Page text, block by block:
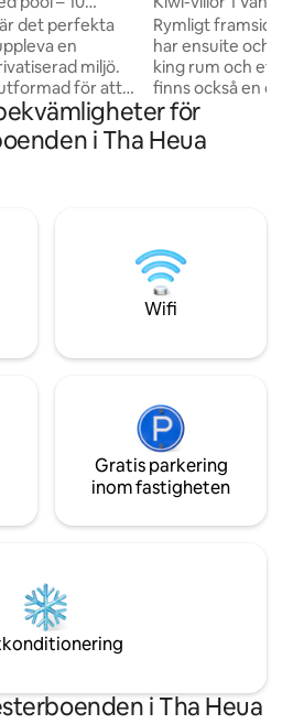
det perfekta
en
miljö.
för att
erbjuder en
eller
med
njuter av
kära.
Rymligt framsida
har ensuite och
king rum och ett
finns också en
bekväm soffa om
Boendet är ditt
din grupp, med
trädgårdsområde
erbjuder pickle
för
i Tha Heua
Wifi
Gratis parkering
inom fastigheten
i Tha Heua